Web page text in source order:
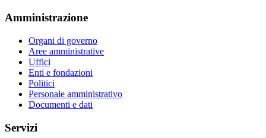
Amministrazione
Organi di governo
Aree amministrative
Uffici
Enti e fondazioni
Politici
Personale amministrativo
Documenti e dati
Servizi